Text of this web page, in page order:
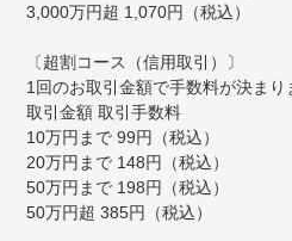
3,000万円超 1,070円（税込）
〔超割コース（信用取引）〕
1回のお取引金額で手数料が決まり
取引金額 取引手数料
10万円まで 99円（税込）
20万円まで 148円（税込）
50万円まで 198円（税込）
50万円超 385円（税込）